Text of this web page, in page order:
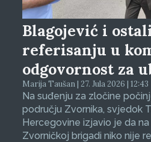
Blagojević i
referisanju u
odgovornost za
Marija Taušan | 27. Jula 2026 | 12:43
Na suđenju za zločine
području Zvornika, svjedok
Hercegovine izjavio je da
Zvorničkoj brigadi niko nije